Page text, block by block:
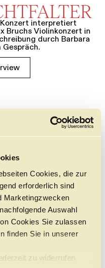
Cookies, die zur
erforderlich sind
Marketingzwecken
Auswahl
Cookies Sie zulassen
finden Sie in unserer
zu widerrufen
Konzert interpretiert
Bruchs Violinkonzert in
durch Barbara
Gespräch.